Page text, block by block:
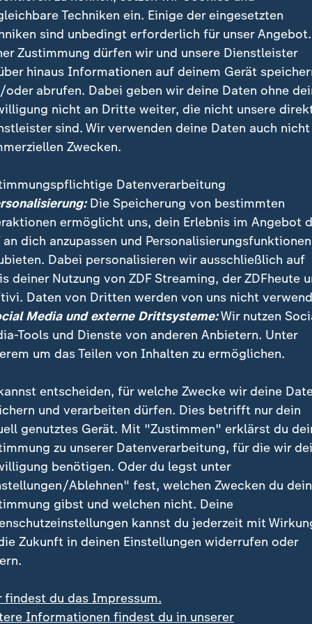
in Solingen ein Wechselbad der Gefühle, so
Die Stadt dürfe jetzt nicht als Symbol für einen
für Flüchtlinge aus
Merz forderte einen Aufnahmestopp für
in Deutschland. In seinem E-Mail-Newsletter
von Solingen dürfte nun endgültig klar sein:
sondern die Personen, die damit herumlaufen."
der Fälle sind dies
der Taten stehen islamistische
Techniken ein. Einige der eingesetzten
sind unbedingt erforderlich für unser
Zustimmung dürfen wir und unsere Dienstleister
hinaus Informationen auf deinem Gerät
oder abrufen. Dabei geben wir deine Daten ohne
nicht an Dritte weiter, die nicht unsere
sind. Wir verwenden deine Daten auch nicht
Zwecken.
Datenverarbeitung
Die Speicherung von bestimmten
ermöglicht uns, dein Erlebnis im Angebot
an dich anzupassen und Personalisierungsfunktionen
Dabei personalisieren wir ausschließlich auf
deiner Nutzung von ZDF Streaming, der ZDFheute
Daten von Dritten werden von uns nicht
Media und externe Drittsysteme:Wir nutzen
Tools und Dienste von anderen Anbietern. Unter
um das Teilen von Inhalten zu ermöglichen.
entscheiden, für welche Zwecke wir deine
und verarbeiten dürfen. Dies betrifft nur dein
genutztes Gerät. Mit "Zustimmen" erklärst du
zu unserer Datenverarbeitung, für die wir
benötigen. Oder du legst unter
Ablehnen" fest, welchen Zwecken du
gibst und welchen nicht. Deine
kannst du jederzeit mit
Zukunft in deinen Einstellungen widerrufen oder
findest du das Impressum.
Informationen findest du in unserer